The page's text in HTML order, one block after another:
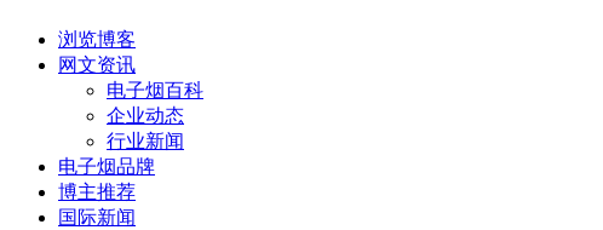
浏览博客
网文资讯
电子烟百科
企业动态
行业新闻
电子烟品牌
博主推荐
国际新闻